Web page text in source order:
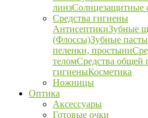
линзСолнцезащитные
Средства гигиены
АнтисептикиЗубные
(Флоссы)Зубные
пеленки, простыни
теломСредства общей
гигиеныКосметика
Ножницы
Оптика
Аксессуары
Готовые очки